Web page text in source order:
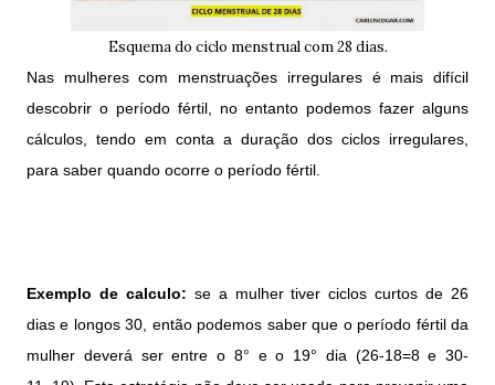
Esquema do ciclo menstrual com 28 dias.
Nas mulheres com menstruações irregulares é mais difícil
descobrir o período fértil, no entanto podemos fazer alguns
cálculos, tendo em conta a duração dos ciclos irregulares,
para saber quando ocorre o período fértil.
Exemplo de calculo: se a mulher tiver ciclos curtos de 26
dias e longos 30, então podemos saber que o período fértil da
mulher deverá ser entre o 8° e o 19° dia (26-18=8 e 30-